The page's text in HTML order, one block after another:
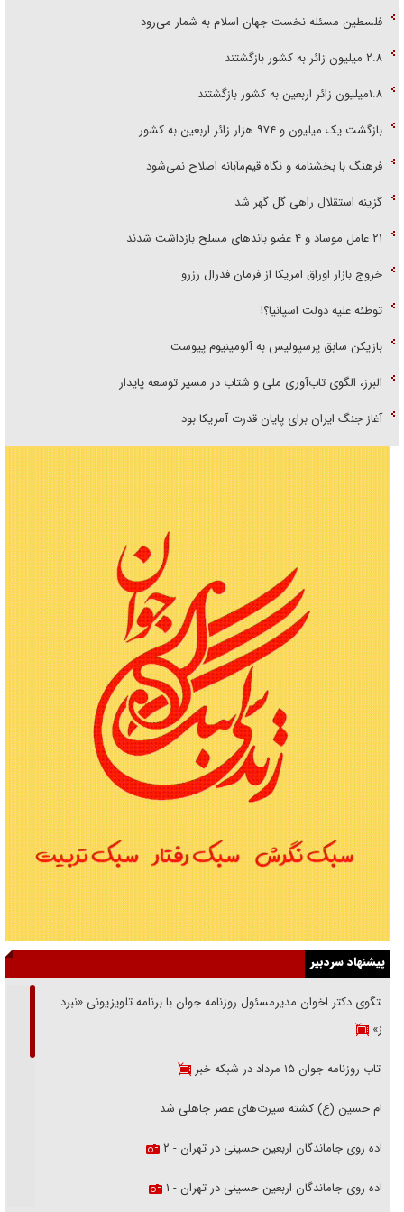
فلسطین مسئله نخست جهان اسلام به شمار می‌رود
۲.۸ میلیون زائر به کشور بازگشتند
۱.۸میلیون زائر اربعین به کشور بازگشتند
بازگشت یک میلیون و ۹۷۴ هزار زائر اربعین به کشور
فرهنگ با بخشنامه و نگاه قیم‌مآبانه اصلاح نمی‌شود
گزینه استقلال راهی گل گهر شد
۲۱ عامل موساد و ۴ عضو باند‌های مسلح بازداشت شدند
خروج بازار اوراق امریکا از فرمان فدرال رزرو
توطئه علیه دولت اسپانیا؟!
بازیکن سابق پرسپولیس به آلومینیوم پیوست
البرز، الگوی تاب‌آوری ملی و شتاب در مسیر توسعه پایدار
آغاز جنگ ایران برای پایان قدرت آمریکا بود
پیشنهاد سردبیر
گفتگوی دکتر اخوان مدیرمسئول روزنامه جوان با برنامه تلویزیونی «نبرد
هرمز»
بازتاب روزنامه جوان ۱۵ مرداد در شبکه خبر
امام حسین (ع) کشته سیرت‌های عصر جاهلی شد
پیاده روی جاماندگان اربعین حسینی در تهران - ۲
پیاده روی جاماندگان اربعین حسینی در تهران - ۱